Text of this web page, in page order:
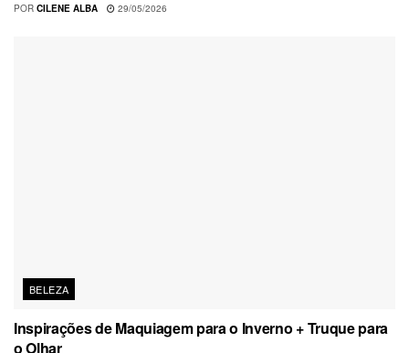
POR CILENE ALBA 29/05/2026
BELEZA
Inspirações de Maquiagem para o Inverno + Truque para
o Olhar